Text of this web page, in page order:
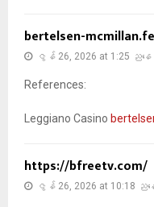
bertelsen-
ဇွန် 26, 2026 at 1:25 ညနေ
References:
Leggiano Casino
https://bfreetv.com/
ဇွန် 26, 2026 at 10:18 ညန